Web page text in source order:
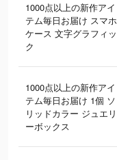
1000点以上の新作アイ
テム毎日お届け スマホ
ケース 文字グラフィッ
ク
1000点以上の新作アイ
テム毎日お届け 1個 ソ
リッドカラー ジュエリ
ーボックス